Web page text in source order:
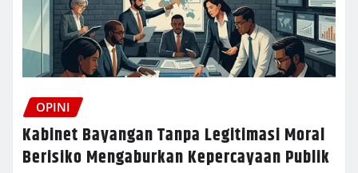
OPINI
Kabinet Bayangan Tanpa Legitimasi Moral
Berisiko Mengaburkan Kepercayaan Publik